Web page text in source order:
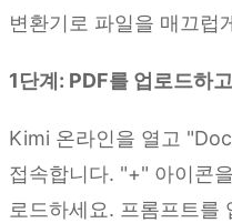
변환기로 파일을 매끄럽
1단계: PDF를 업로드하
Kimi 온라인을 열고
접속합니다. "+" 아이콘
로드하세요. 프롬프트를